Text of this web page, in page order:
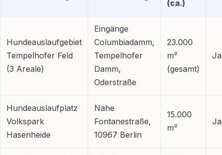
(ca.)
Hundeauslaufgebiet
Tempelhofer Feld
(3 Areale)
Eingänge
Columbiadamm,
Tempelhofer
Damm,
Oderstraße
23.000
m²
(gesamt)
Ja
Hundeauslaufplatz
Volkspark
Hasenheide
Nahe
Fontanestraße,
10967 Berlin
15.000
m²
Ja